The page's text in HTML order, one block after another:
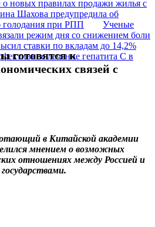
о новых правилах продажи жилья с
Шахова предупредила об
голодания при РПП
Ученые
режим дня со снижением боли
ставки по вкладам до 14,2%
лечение гепатита C в
готовятся к
связей с
в Китайской академии
мнением о возможных
отношениях между Россией и